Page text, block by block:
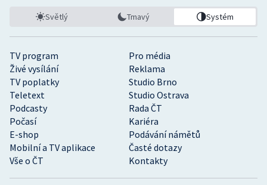
TV program
Pro média
Živé vysílání
Reklama
TV poplatky
Studio Brno
Teletext
Studio Ostrava
Podcasty
Rada ČT
Počasí
Kariéra
E-shop
Podávání námětů
Mobilní a TV aplikace
Časté dotazy
Vše o ČT
Kontakty
Světlý Tmavý Systém